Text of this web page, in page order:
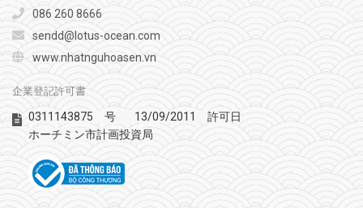
086 260 8666
sendd@lotus-ocean.com
www.nhatnguhoasen.vn
企業登記許可書
0311143875 号 13/09/2011
許可日
ホーチミン市計画投資局